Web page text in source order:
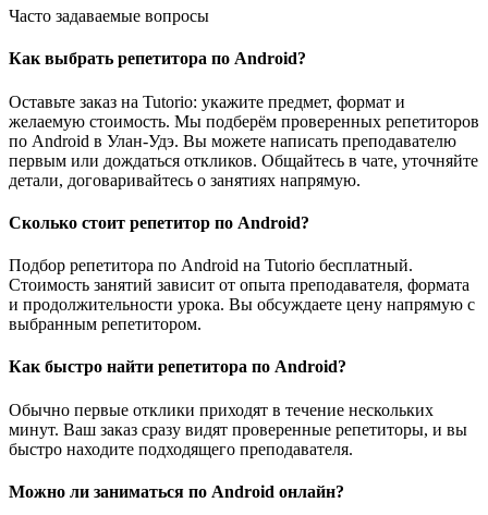
Часто задаваемые вопросы
Как выбрать репетитора по Android?
Оставьте заказ на Tutorio: укажите предмет, формат и
желаемую стоимость. Мы подберём проверенных репетиторов
по Android в Улан-Удэ. Вы можете написать преподавателю
первым или дождаться откликов. Общайтесь в чате, уточняйте
детали, договаривайтесь о занятиях напрямую.
Сколько стоит репетитор по Android?
Подбор репетитора по Android на Tutorio бесплатный.
Стоимость занятий зависит от опыта преподавателя, формата
и продолжительности урока. Вы обсуждаете цену напрямую с
выбранным репетитором.
Как быстро найти репетитора по Android?
Обычно первые отклики приходят в течение нескольких
минут. Ваш заказ сразу видят проверенные репетиторы, и вы
быстро находите подходящего преподавателя.
Можно ли заниматься по Android онлайн?